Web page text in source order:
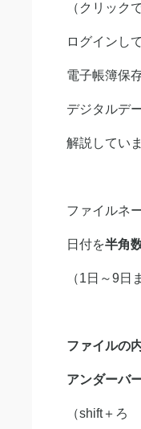
（クリック
ログインし
電子帳簿保
デジタルデ
解説していま
ファイルネ
日付を半角
（1日～9日
ファイルの
アンダーバ
（shift＋ろ